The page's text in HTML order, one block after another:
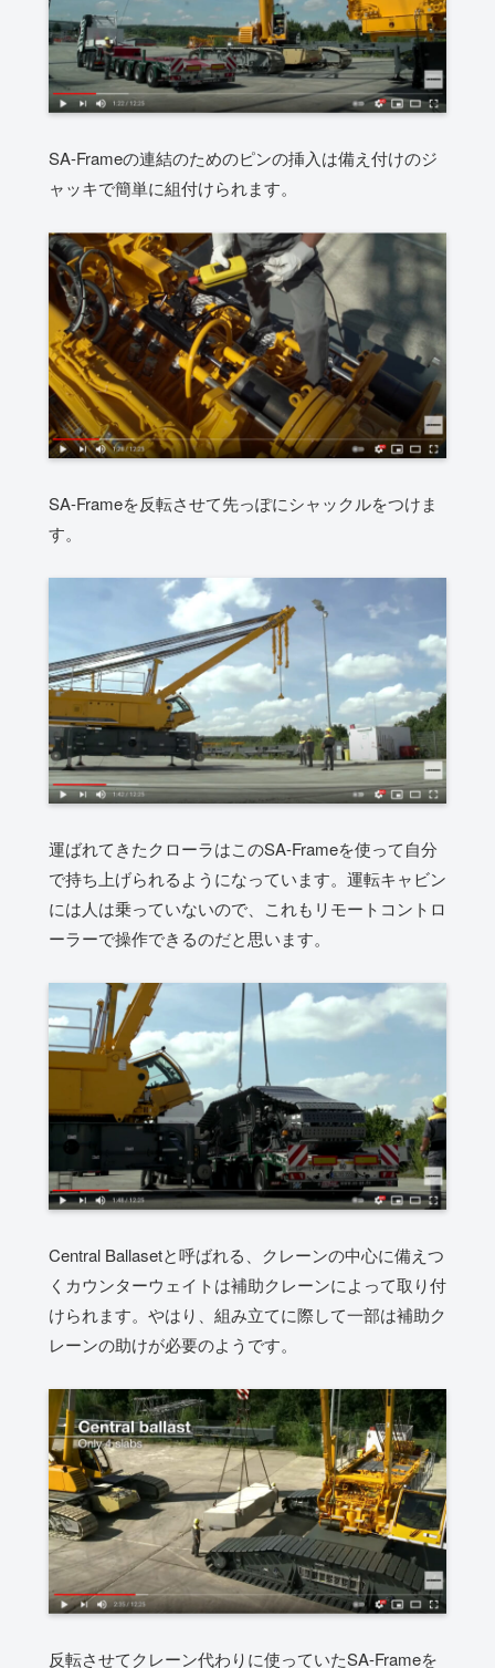
SA-Frameの連結のためのピンの挿入は備え付けのジ
ャッキで簡単に組付けられます。
SA-Frameを反転させて先っぽにシャックルをつけま
す。
運ばれてきたクローラはこのSA-Frameを使って自分
で持ち上げられるようになっています。運転キャビン
には人は乗っていないので、これもリモートコントロ
ーラーで操作できるのだと思います。
Central Ballasetと呼ばれる、クレーンの中心に備えつ
くカウンターウェイトは補助クレーンによって取り付
けられます。やはり、組み立てに際して一部は補助ク
レーンの助けが必要のようです。
反転させてクレーン代わりに使っていたSA-Frameを